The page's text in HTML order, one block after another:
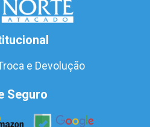
e Devolução
Seguro